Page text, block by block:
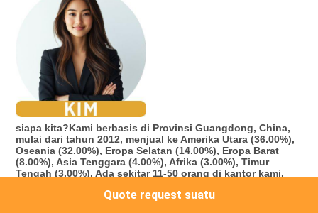
siapa kita?Kami berbasis di Provinsi Guangdong, China,
mulai dari tahun 2012, menjual ke Amerika Utara (36.00%),
Oseania (32.00%), Eropa Selatan (14.00%), Eropa Barat
(8.00%), Asia Tenggara (4.00%), Afrika (3.00%), Timur
Tengah (3.00%). Ada sekitar 11-50 orang di kantor kami.
Quote request suatu